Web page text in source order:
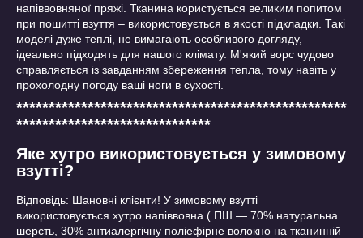
напіввовняної пряжі. Тканина користується великим попитом
при пошитті взуття – використовується в якості підкладки. Такі
моделі дуже теплі, не вимагають особливого догляду,
ідеально підходять для нашого клімату. М'який ворс чудово
справляється із завданням збереження тепла, тому навіть у
прохолодну погоду ваші ноги в сухості.
***************************************************
******************************
Яке хутро використовується у зимовому
взутті?
Відповідь: Шановні клієнти! У зимовому взутті
використовується хутро напіввовна ( ПШ ― 70% натуральна
шерсть, 30% антиалергічну поліефірне волокно на тканинній